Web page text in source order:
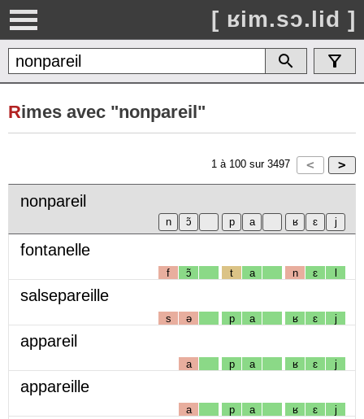
[ ʁim.sɔ.lid ]
Rimes avec "nonpareil"
1 à 100 sur 3497
nonpareil
fontanelle
f ɔ̃ t a n ɛ l
salsepareille
s ə p a ʁ ɛ j
appareil
a p a ʁ ɛ j
appareille
a p a ʁ ɛ j